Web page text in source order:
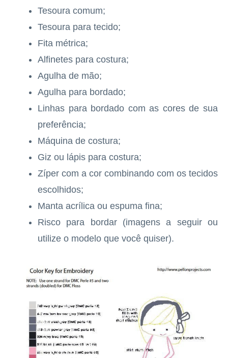
Tesoura comum;
Tesoura para tecido;
Fita métrica;
Alfinetes para costura;
Agulha de mão;
Agulha para bordado;
Linhas para bordado com as cores de sua
preferência;
Máquina de costura;
Giz ou lápis para costura;
Zíper com a cor combinando com os tecidos
escolhidos;
Manta acrílica ou espuma fina;
Risco para bordar (imagens a seguir ou
utilize o modelo que você quiser).